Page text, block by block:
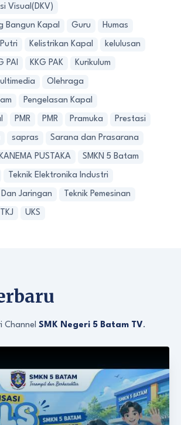
Visual(DKV)
Bangun Kapal Guru Humas
Kelistrikan Kapal kelulusan
PAI KKG PAK Kurikulum
Olehraga
Pengelasan Kapal
PMR PMR Pramuka Prestasi
sapras Sarana dan Prasarana
PUSTAKA SMKN 5 Batam
Teknik Elektronika Industri
Jaringan Teknik Pemesinan
TKJ UKS
Channel SMK Negeri 5 Batam TV.